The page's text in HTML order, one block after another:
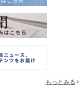
もっとみる